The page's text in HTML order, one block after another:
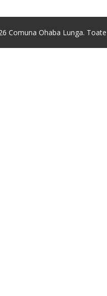
Comuna Ohaba Lunga.